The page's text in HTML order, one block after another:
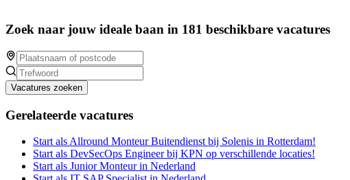
Zoek naar jouw ideale baan in 181 beschikbare vacatures
Vacatures zoeken
Gerelateerde vacatures
Start als Allround Monteur Buitendienst bij Solenis in Rotterdam!
Start als DevSecOps Engineer bij KPN op verschillende locaties!
Start als Junior Monteur in Nederland